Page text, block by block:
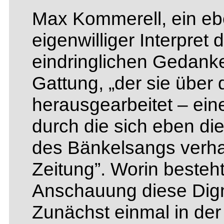
Max Kommerell, ein
eigenwilliger Interpret
eindringlichen
Gattung, „der sie über
herausgearbeitet –
durch die sich eben
des Bänkelsangs
Zeitung”. Worin
Anschauung diese
Zunächst einmal in